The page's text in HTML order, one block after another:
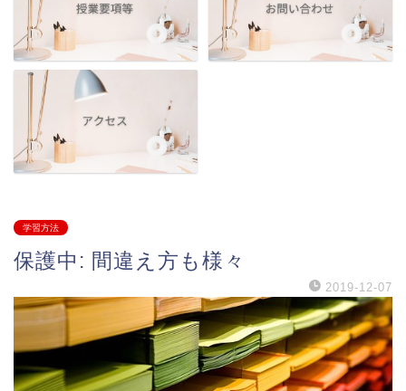
学習方法
保護中: 間違え方も様々
2019-12-07